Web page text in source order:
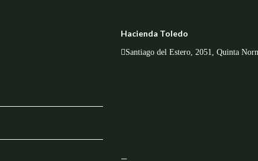
Hacienda Toledo
Santiago del Estero, 2051, Quinta
—